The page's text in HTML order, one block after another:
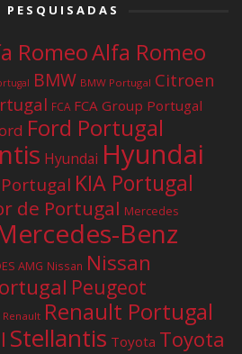
PESQUISADAS
RomeoAlfa Romeo
BMW BMW Portugal Citroen
FCA FCA Group Portugal
Ford Portugal
Hyundai Hyundai
Portugal KIA Portugal
de Portugal Mercedes
Benz
AMG Nissan Nissan
Peugeot
Renault Renault Portugal
Stellantis Toyota Toyota